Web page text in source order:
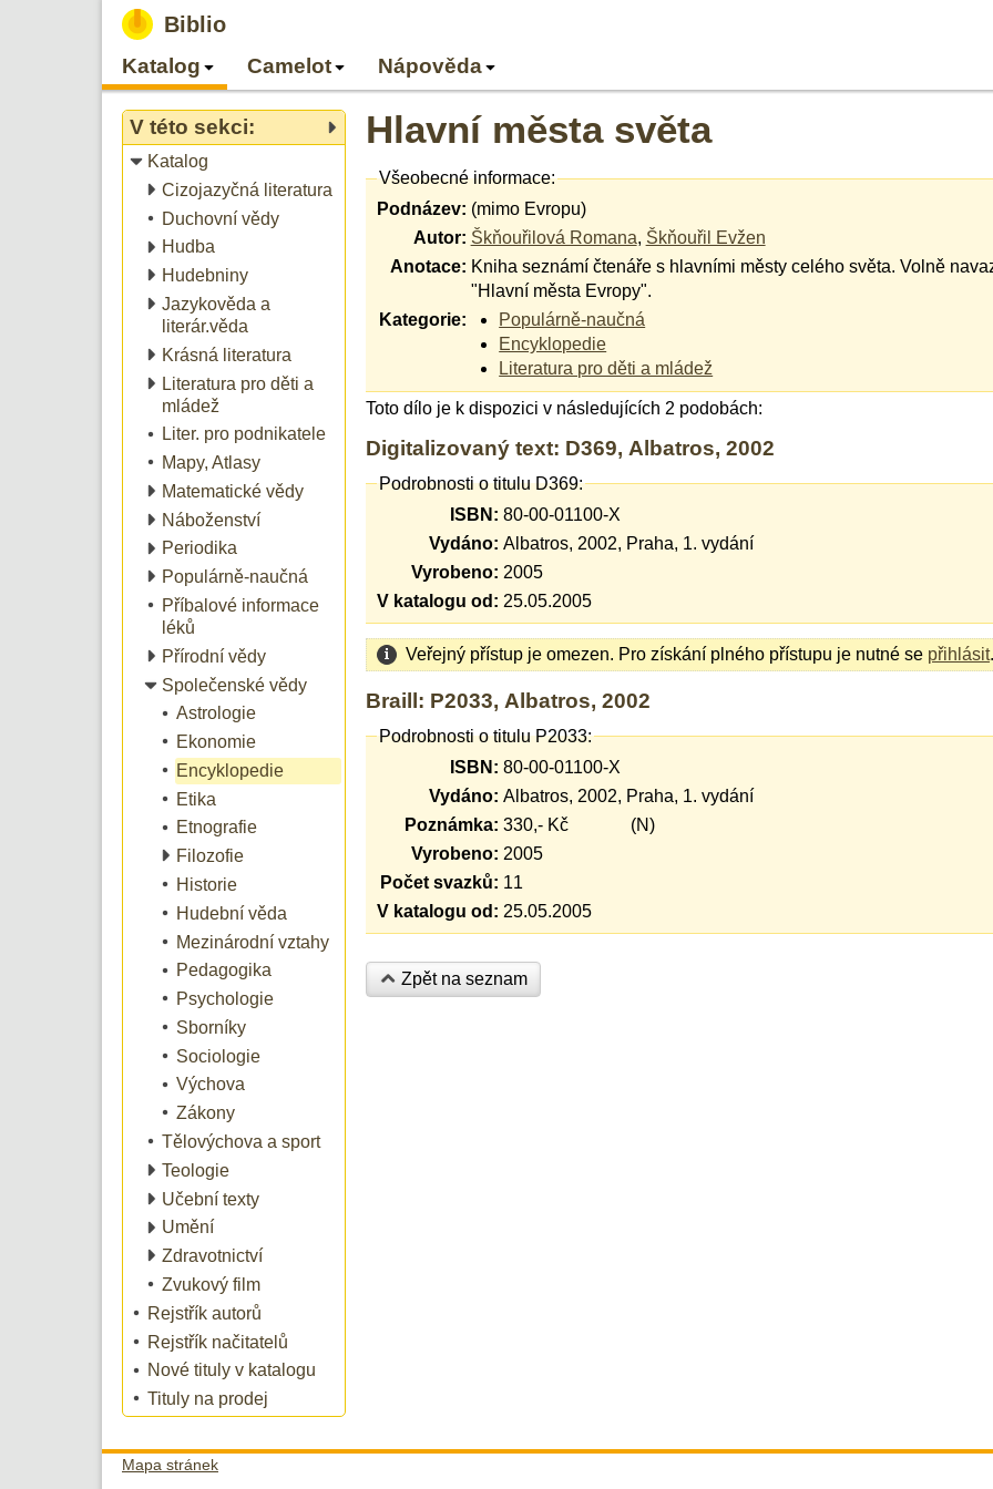
Biblio
Katalog Camelot Nápověda
V této sekci:
Katalog
Cizojazyčná literatura
Duchovní vědy
Hudba
Hudebniny
Jazykověda a
literár.věda
Krásná literatura
Literatura pro děti a
mládež
Liter. pro podnikatele
Mapy, Atlasy
Matematické vědy
Náboženství
Periodika
Populárně-naučná
Příbalové informace
léků
Přírodní vědy
Společenské vědy
Astrologie
Ekonomie
Encyklopedie
Etika
Etnografie
Filozofie
Historie
Hudební věda
Mezinárodní vztahy
Pedagogika
Psychologie
Sborníky
Sociologie
Výchova
Zákony
Tělovýchova a sport
Teologie
Učební texty
Umění
Zdravotnictví
Zvukový film
Rejstřík autorů
Rejstřík načitatelů
Nové tituly v katalogu
Tituly na prodej
Hlavní města světa
Všeobecné informace:
Podnázev: (mimo Evropu)
Autor: Škňouřilová Romana, Škňouřil Evžen
Anotace: Kniha seznámí čtenáře s hlavními městy celého světa. Volně
"Hlavní města Evropy".
Kategorie:
Populárně-naučná
Encyklopedie
Literatura pro děti a mládež
Toto dílo je k dispozici v následujících 2 podobách:
Digitalizovaný text: D369, Albatros, 2002
Podrobnosti o titulu D369:
ISBN: 80-00-01100-X
Vydáno: Albatros, 2002, Praha, 1. vydání
Vyrobeno: 2005
V katalogu od: 25.05.2005
Veřejný přístup je omezen. Pro získání plného přístupu je nutné se přihlásit.
Braill: P2033, Albatros, 2002
Podrobnosti o titulu P2033:
ISBN: 80-00-01100-X
Vydáno: Albatros, 2002, Praha, 1. vydání
Poznámka: 330,- Kč (N)
Vyrobeno: 2005
Počet svazků: 11
V katalogu od: 25.05.2005
Zpět na seznam
Mapa stránek